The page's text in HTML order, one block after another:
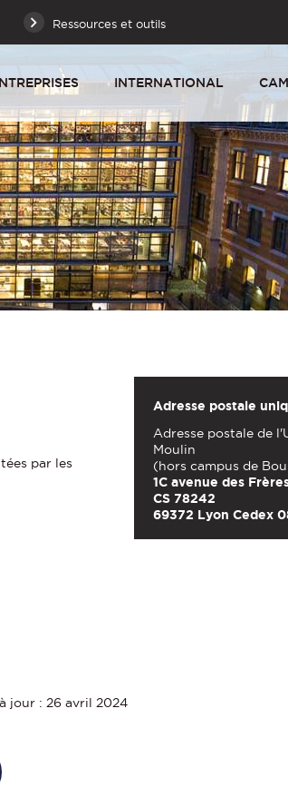
Ressources et outils
INTERNATIONAL
par les
Adresse postale
Adresse postale de
Moulin
(hors campus de
1C avenue des
CS 78242
69372 Lyon Cedex
jour : 26 avril 2024